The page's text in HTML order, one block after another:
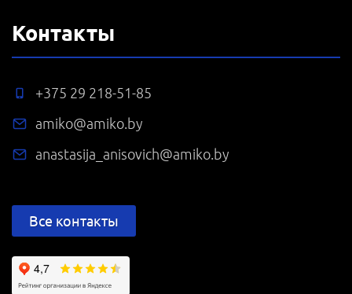
Контакты
+375 29 218-51-85
amiko@amiko.by
anastasija_anisovich@amiko.by
Все контакты